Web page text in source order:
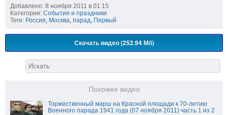
Добавлено: 8 ноября 2011 в 01:15
Категория: События и праздники
Теги: Россия, Москва, парад, Первый
Скачать видео (252.94 Мб)
Похожее видео
Торжественный марш на Красной площади к 70-летию
Военного парада 1941 года (07 ноября 2011) часть 1 из 2